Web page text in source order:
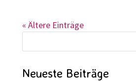
« Ältere Einträge
Neueste Beiträge